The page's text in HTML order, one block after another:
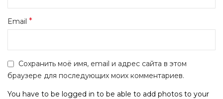
Email *
Сохранить моё имя, email и адрес сайта в этом
браузере для последующих моих комментариев.
You have to be logged in to be able to add photos to your